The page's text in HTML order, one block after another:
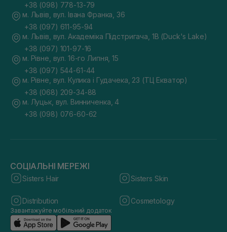
+38 (098) 778-13-79
м. Львів, вул. Івана Франка, 36
+38 (097) 611-95-94
м. Львів, вул. Академіка Підстригача, 1В (Duck's Lake)
+38 (097) 101-97-16
м. Рівне, вул. 16-го Липня, 15
+38 (097) 544-61-44
м. Рівне, вул. Кулика і Гудачека, 23 (ТЦ Екватор)
+38 (068) 209-34-88
м. Луцьк, вул. Винниченка, 4
+38 (098) 076-60-62
СОЦІАЛЬНІ МЕРЕЖІ
Sisters Hair Sisters Skin
Distribution Cosmetology
Завантажуйте мобільний додаток